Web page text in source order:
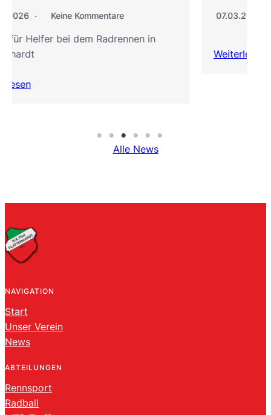
07.03.2026 Keine Kommentare
Alle News
NAVIGATION
Start
Unser Verein
News
ABTEILUNGEN
Rennsport
Radball